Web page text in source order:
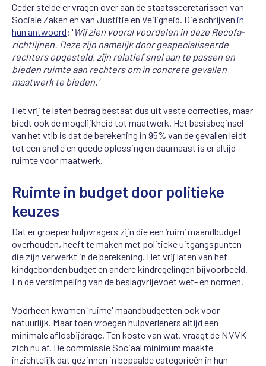
Ceder stelde er vragen over aan de staatssecretarissen van
Sociale Zaken en van Justitie en Veiligheid. Die schrijven in
hun antwoord: ' Wij zien vooral voordelen in deze Recofa-
richtlijnen. Deze zijn namelijk door gespecialiseerde
rechters opgesteld, zijn relatief snel aan te passen en
bieden ruimte aan rechters om in concrete gevallen
maatwerk te bieden.'
Het vrij te laten bedrag bestaat dus uit vaste correcties, maar
biedt ook de mogelijkheid tot maatwerk. Het basisbeginsel
van het vtlb is dat de berekening in 95% van de gevallen leidt
tot een snelle en goede oplossing en daarnaast is er altijd
ruimte voor maatwerk.
Ruimte in budget door politieke
keuzes
Dat er groepen hulpvragers zijn die een ‘ruim’ maandbudget
overhouden, heeft te maken met politieke uitgangspunten
die zijn verwerkt in de berekening. Het vrij laten van het
kindgebonden budget en andere kindregelingen bijvoorbeeld.
En de versimpeling van de beslagvrijevoet wet- en normen.
Voorheen kwamen 'ruime' maandbudgetten ook voor
natuurlijk. Maar toen vroegen hulpverleners altijd een
minimale aflosbijdrage. Ten koste van wat, vraagt de NVVK
zich nu af. De commissie Sociaal minimum maakte
inzichtelijk dat gezinnen in bepaalde categorieën in hun